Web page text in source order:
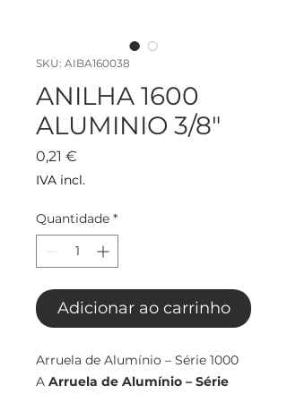
SKU: AIBA160038
ANILHA 1600
ALUMINIO 3/8"
0,21 €
IVA incl.
Quantidade *
Adicionar ao carrinho
Arruela de Alumínio – Série 1000
A Arruela de Alumínio – Série